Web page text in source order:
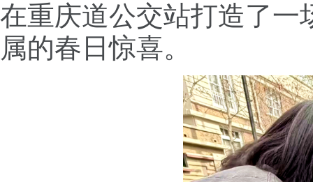
在重庆道公交站打造了一
属的春日惊喜。